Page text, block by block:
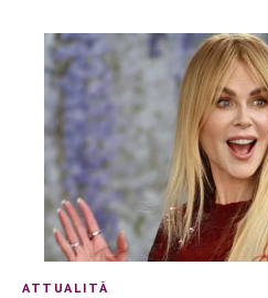
ATTUALITÀ